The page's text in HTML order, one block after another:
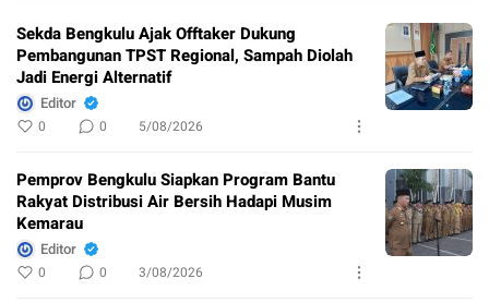
Sekda Bengkulu Ajak Offtaker Dukung
Pembangunan TPST Regional, Sampah Diolah
Jadi Energi Alternatif
Editor
0 0 5/08/2026
Pemprov Bengkulu Siapkan Program Bantu
Rakyat Distribusi Air Bersih Hadapi Musim
Kemarau
Editor
0 0 3/08/2026